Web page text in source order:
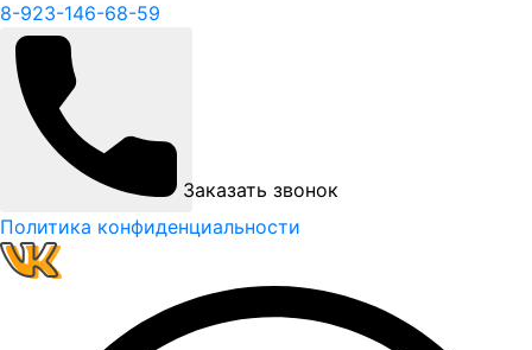
8-923-146-68-59
Заказать звонок
Политика конфиденциальности